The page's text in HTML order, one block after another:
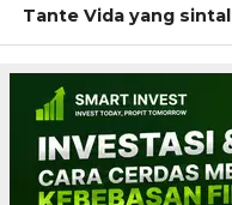
Tante Vida yang sintal